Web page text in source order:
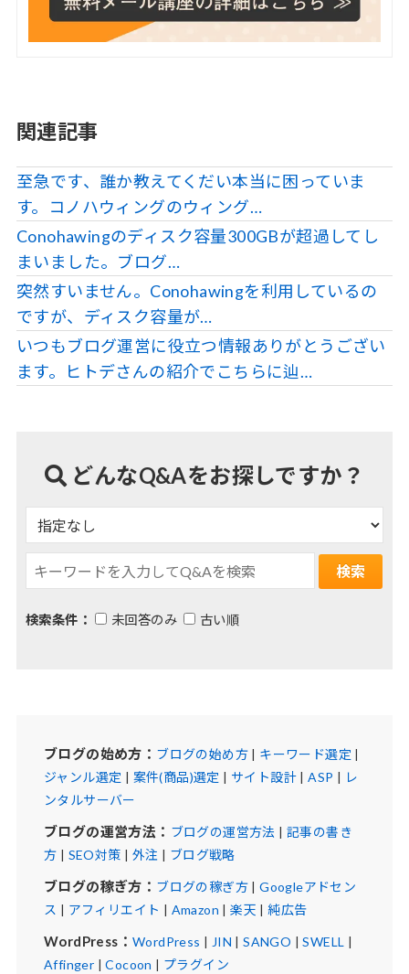
関連記事
至急です、誰か教えてくだい本当に困っていま
す。コノハウィングのウィング…
Conohawingのディスク容量300GBが超過してし
まいました。ブログ…
突然すいません。Conohawingを利用しているの
ですが、ディスク容量が…
いつもブログ運営に役立つ情報ありがとうござい
ます。ヒトデさんの紹介でこちらに辿…
どんなQ&Aをお探しですか？
検索条件： 未回答のみ 古い順
ブログの始め方： ブログの始め方| キーワード選定 |
ジャンル選定 | 案件(商品)選定 | サイト設計|ASP | レ
ンタルサーバー
ブログの運営方法： ブログの運営方法 | 記事の書き
方 | SEO対策 | 外注 | ブログ戦略
ブログの稼ぎ方： ブログの稼ぎ方|Googleアドセン
ス | アフィリエイト | Amazon |楽天 |純広告
WordPress： WordPress | JIN |SANGO |SWELL |
Affinger |Cocoon | プラグイン